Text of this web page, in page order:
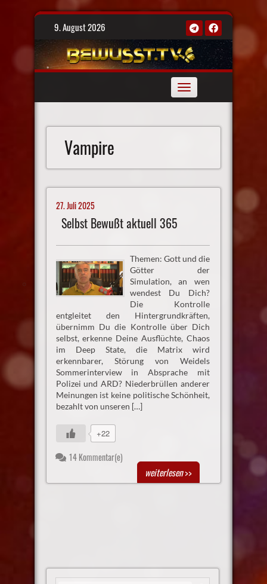
Skip
9. August 2026
Toggle
navigation
Vampire
27. Juli 2025
Selbst Bewußt aktuell 365
Themen: Gott und die
Götter der
Simulation, an wen
wendest Du Dich?
Die Kontrolle
entgleitet den Hintergrundkräften,
übernimm Du die Kontrolle über Dich
selbst, erkenne Deine Ausflüchte, Chaos
im Deep State, die Matrix wird
erkennbarer, Störung von Weidels
Sommerinterview in Absprache mit
Polizei und ARD? Niederbrüllen anderer
Meinungen ist keine politische Schönheit,
bezahlt von unseren […]
+22
14 Kommentar(e)
weiterlesen>>